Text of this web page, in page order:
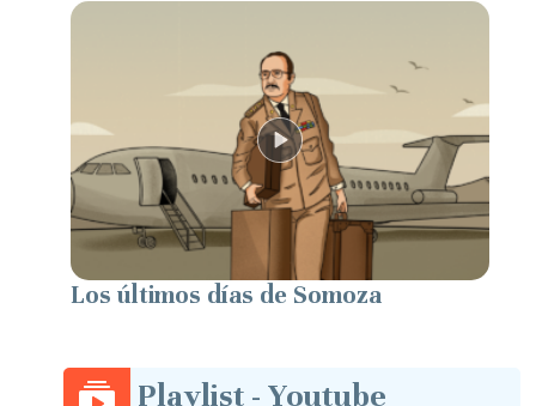
Los últimos días de Somoza
Playlist - Youtube